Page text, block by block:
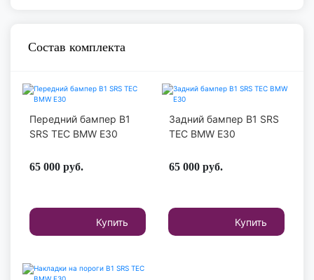
Состав комплекта
Передний бампер B1
SRS TEC BMW E30
65 000 руб.
Купить
Задний бампер B1 SRS
TEC BMW E30
65 000 руб.
Купить